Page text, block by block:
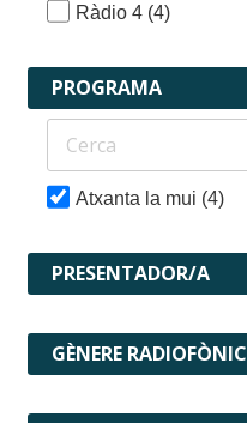
Ràdio 4 (4)
PROGRAMA
Atxanta la mui (4)
PRESENTADOR/A
GÈNERE RADIOFÒNIC